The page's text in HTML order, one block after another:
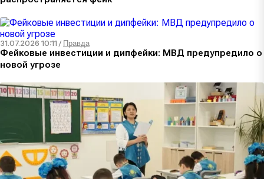
31.07.2026 10:11 / Правда
Фейковые инвестиции и дипфейки: МВД предупредило о
новой угрозе